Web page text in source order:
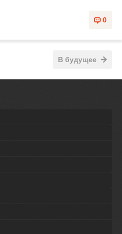
0
В будущее